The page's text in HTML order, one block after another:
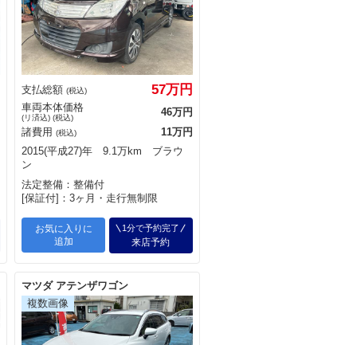
支払総額 (税込) 57万円
車両本体価格
(リ済込) (税込)
46万円
諸費用 (税込)
11万円
2015(平成27)年 9.1万km ブラウ
ン
法定整備：整備付
[保証付]：3ヶ月・走行無制限
お気に入りに
追加
1分で予約完了
来店予約
マツダ アテンザワゴン